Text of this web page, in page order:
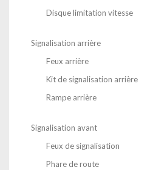
Disque limitation vitesse
Signalisation arrière
Feux arrière
Kit de signalisation arrière
Rampe arrière
Signalisation avant
Feux de signalisation
Phare de route